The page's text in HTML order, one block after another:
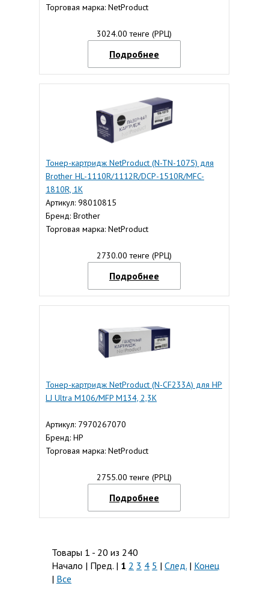
Торговая марка: NetProduct
3024.00 тенге (РРЦ)
Подробнее
Тонер-картридж NetProduct (N-TN-1075) для
Brother HL-1110R/1112R/DCP-1510R/MFC-
1810R, 1K
Артикул: 98010815
Бренд: Brother
Торговая марка: NetProduct
2730.00 тенге (РРЦ)
Подробнее
Тонер-картридж NetProduct (N-CF233A) для HP
LJ Ultra M106/MFP M134, 2,3K
Артикул: 7970267070
Бренд: HP
Торговая марка: NetProduct
2755.00 тенге (РРЦ)
Подробнее
Товары 1 - 20 из 240
Начало | Пред. | 1 2 3 4 5 | След. | Конец
| Все